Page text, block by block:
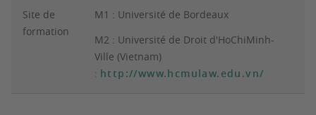
Site de
formation
M1 : Université de Bordeaux
M2 : Université de Droit d'HoChiMinh-
Ville (Vietnam)
: http://www.hcmulaw.edu.vn/